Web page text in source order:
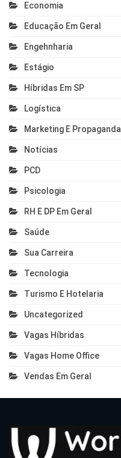
Economia
Educação Em Geral
Engehnharia
Estágio
Híbridas Em SP
Logística
Marketing E Propaganda
Notícias
PCD
Psicologia
RH E DP Em Geral
Saúde
Sua Carreira
Tecnologia
Turismo E Hotelaria
Uncategorized
Vagas Híbridas
Vagas Home Office
Vendas Em Geral